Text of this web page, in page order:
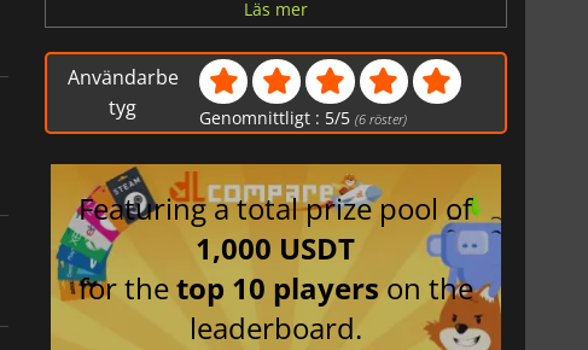
Läs mer
Användarbe
tyg
Genomnittligt : 5/5 (6 röster)
Featuring a total prize pool of
1,000 USDT
for thetop 10 players on the
leaderboard.